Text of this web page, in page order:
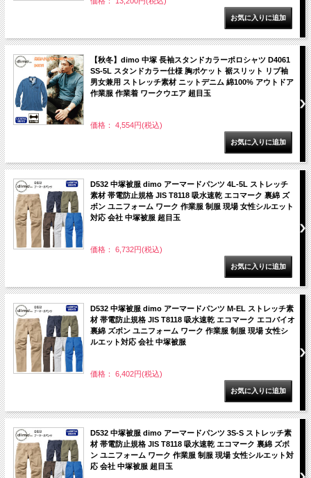
【秋冬】dimo 中塚 長袖スタンドカラーポロシャツ D4061
SS-5L スタンドカラー仕様 胸ポケット 裾スリット リブ袖
男女兼用 ストレッチ素材 ニットデニム 綿100% アウトドア
作業服 作業着 ワークウエア 超目玉
価格： 4,554円(税込)
D532 中塚被服 dimo アーマードパンツ 4L-5L ストレッチ
素材 帯電防止規格 JIS T8118 吸水速乾 エコマーク 裏綿 ズ
ボン ユニフォーム ワーク 作業服 制服 現場 女性シルエット
対応 会社 中塚被服 超目玉
価格： 6,732円(税込)
D532 中塚被服 dimo アーマードパンツ M-EL ストレッチ素
材 帯電防止規格 JIS T8118 吸水速乾 エコマーク エコバイオ
裏綿 ズボン ユニフォーム ワーク 作業服 制服 現場 女性シ
ルエット対応 会社 中塚被服
価格： 6,402円(税込)
D532 中塚被服 dimo アーマードパンツ 3S-S ストレッチ素
材 帯電防止規格 JIS T8118 吸水速乾 エコマーク 裏綿 ズボ
ン ユニフォーム ワーク 作業服 制服 現場 女性シルエット対
応 会社 中塚被服 超目玉